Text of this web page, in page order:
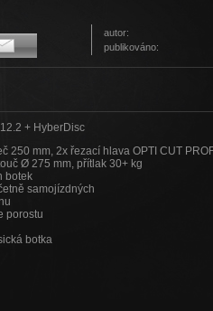
autor:
publikováno:
+ HyberDisc
250 mm, 2x řezací hlava OPTI CUT
Ø 275 mm, přítlak 30+ kg
botek
samojízdných
porostu
botka